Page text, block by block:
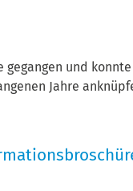
gegangen und
Jahre